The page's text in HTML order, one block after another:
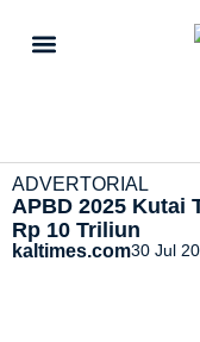
ADVERTORIAL
APBD 2025 Kutai
Rp 10 Triliun
kaltimes.com30 Jul